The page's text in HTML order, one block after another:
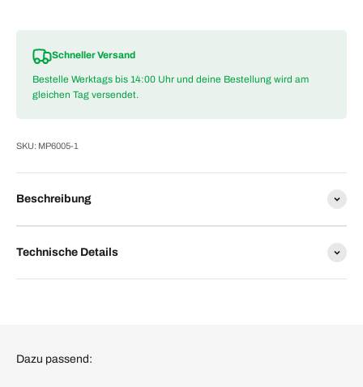
Schneller Versand
Bestelle Werktags bis 14:00 Uhr und deine Bestellung wird am
gleichen Tag versendet.
SKU: MP6005-1
Beschreibung
Technische Details
Dazu passend: